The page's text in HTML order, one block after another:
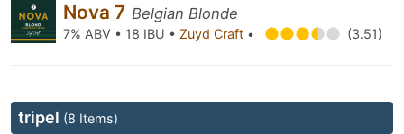
Nova 7 Belgian Blonde
7% ABV • 18 IBU • Zuyd Craft • (3.51)
tripel (8 Items)